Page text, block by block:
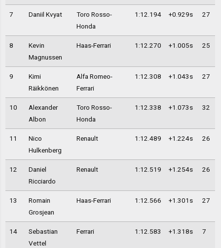
7 Daniil Kvyat
Toro Rosso-
Honda
1:12.194 +0.929s 27
8
Kevin
Magnussen
Haas-Ferrari 1:12.270 +1.005s 25
9
Kimi
Räikkönen
Alfa Romeo-
Ferrari
1:12.308 +1.043s 27
10
Alexander
Albon
Toro Rosso-
Honda
1:12.338 +1.073s 32
11
Nico
Hulkenberg
Renault 1:12.489 +1.224s 26
12
Daniel
Ricciardo
Renault 1:12.519 +1.254s 26
13
Romain
Grosjean
Haas-Ferrari 1:12.566 +1.301s 27
14
Sebastian
Vettel
Ferrari 1:12.583 +1.318s 7